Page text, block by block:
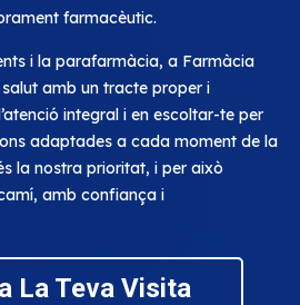
farmacèutic.
i la parafarmàcia, a Farmàcia
amb un tracte proper i
integral i en escoltar-te per
adaptades a cada moment de la
la nostra prioritat, i per això
amb confiança i
La Teva Visita